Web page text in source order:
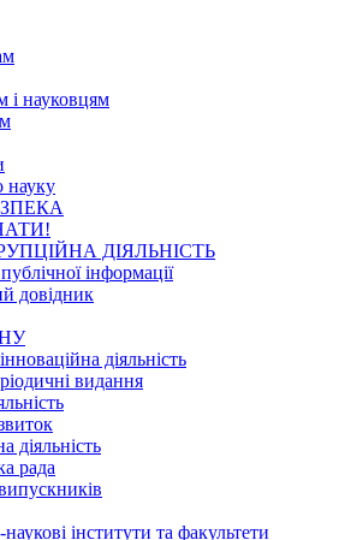
і науковцям
науку
ДІЯЛЬНІСТЬ
інформації
довідник
діяльність
видання
діяльність
рада
інститути та факультети